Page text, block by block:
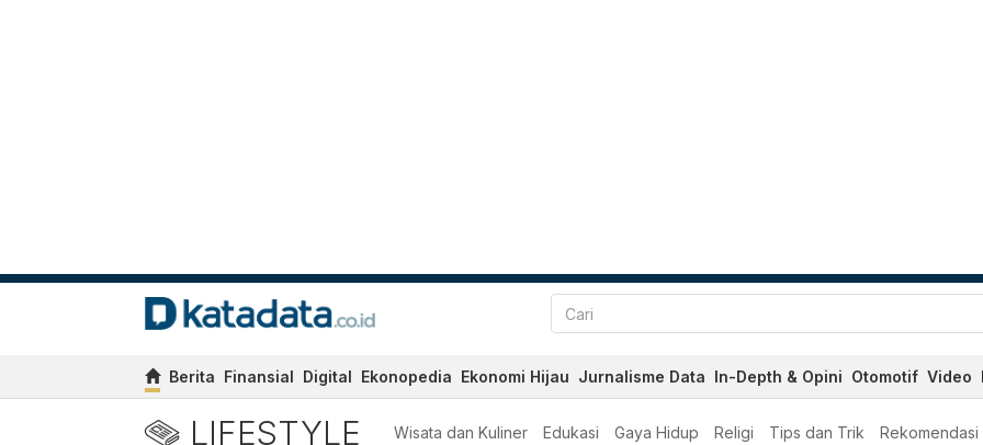
Berita Finansial Digital Ekonopedia Ekonomi Hijau Jurnalisme Data In-Depth & Opini Otomotif Video
LIFESTYLE Wisata dan Kuliner Edukasi Gaya Hidup Religi Tips dan Trik Rekomendasi